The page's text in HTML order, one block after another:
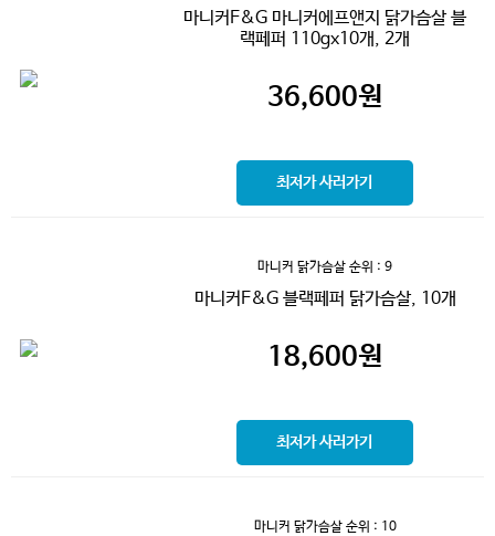
마니커F&G 마니커에프앤지 닭가슴살 블
랙페퍼 110gx10개, 2개
36,600원
최저가 사러가기
마니커 닭가슴살 순위 : 9
마니커F&G 블랙페퍼 닭가슴살, 10개
18,600원
최저가 사러가기
마니커 닭가슴살순위 : 10